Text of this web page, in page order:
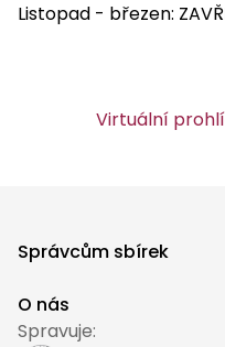
Listopad - březen:
Virtuální
Správcům sbírek
O nás
Spravuje: